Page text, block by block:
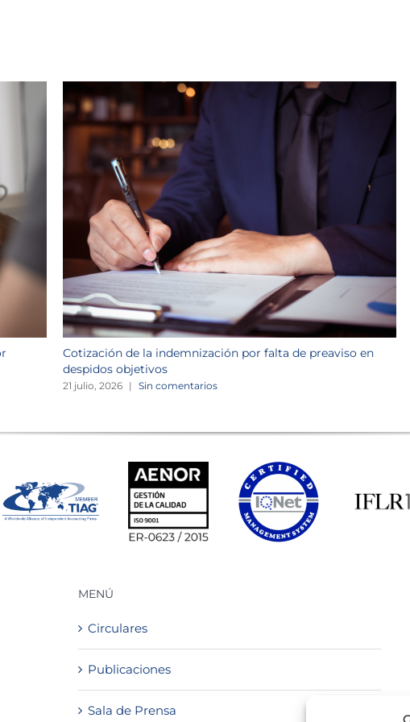
Cotización de la indemnización por falta de preaviso en
despidos objetivos
21 julio, 2026 | Sin comentarios
MENÚ
Circulares
Publicaciones
Sala de Prensa